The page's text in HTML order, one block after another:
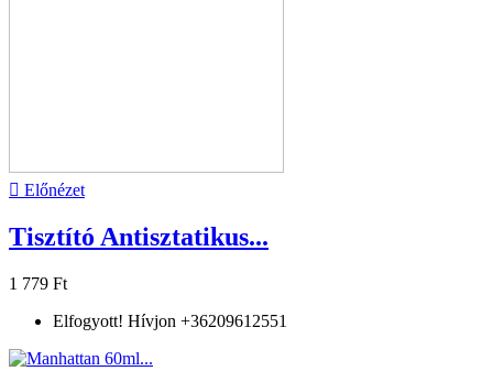
 Előnézet
Tisztító Antisztatikus...
1 779 Ft
Elfogyott! Hívjon +36209612551